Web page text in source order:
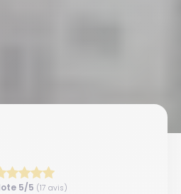
5/5 (17 avis)